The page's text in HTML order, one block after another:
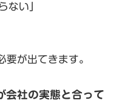
ない」
要が出てきます。
社の実態と合って